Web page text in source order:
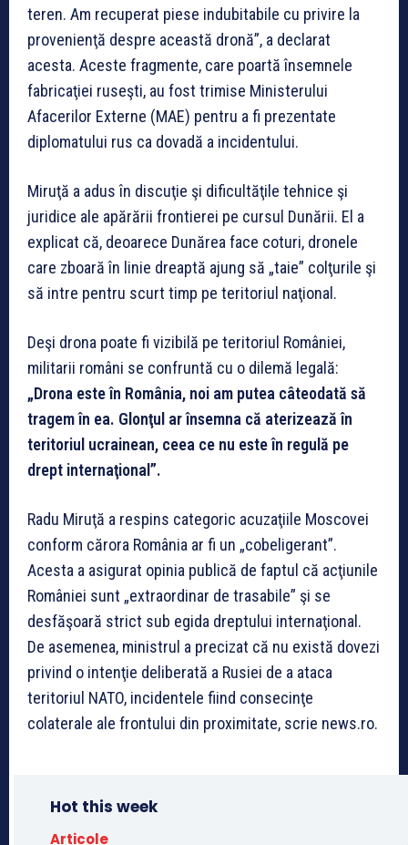
teren. Am recuperat piese indubitabile cu privire la
provenienţă despre această dronă”, a declarat
acesta. Aceste fragmente, care poartă însemnele
fabricaţiei ruseşti, au fost trimise Ministerului
Afacerilor Externe (MAE) pentru a fi prezentate
diplomatului rus ca dovadă a incidentului.
Miruţă a adus în discuţie şi dificultăţile tehnice şi
juridice ale apărării frontierei pe cursul Dunării. El a
explicat că, deoarece Dunărea face coturi, dronele
care zboară în linie dreaptă ajung să „taie” colţurile şi
să intre pentru scurt timp pe teritoriul naţional.
Deşi drona poate fi vizibilă pe teritoriul României,
militarii români se confruntă cu o dilemă legală:
„Drona este în România, noi am putea câteodată să
tragem în ea. Glonţul ar însemna că aterizează în
teritoriul ucrainean, ceea ce nu este în regulă pe
drept internaţional”.
Radu Miruţă a respins categoric acuzaţiile Moscovei
conform cărora România ar fi un „cobeligerant”.
Acesta a asigurat opinia publică de faptul că acţiunile
României sunt „extraordinar de trasabile” şi se
desfăşoară strict sub egida dreptului internaţional.
De asemenea, ministrul a precizat că nu există dovezi
privind o intenţie deliberată a Rusiei de a ataca
teritoriul NATO, incidentele fiind consecinţe
colaterale ale frontului din proximitate, scrie news.ro.
Hot this week
Articole